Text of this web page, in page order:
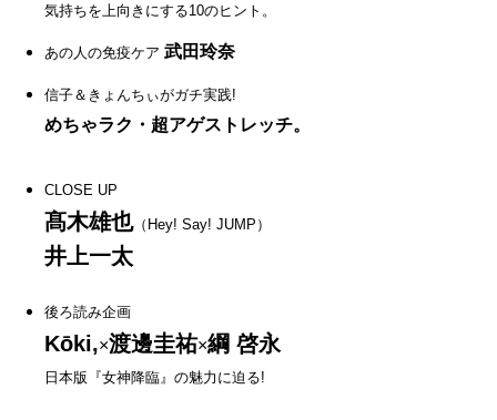
気持ちを上向きにする10のヒント。
あの人の免疫ケア 武田玲奈
信子＆きょんちぃがガチ実践!
めちゃラク・超アゲストレッチ。
CLOSE UP
髙木雄也（Hey! Say! JUMP）
井上一太
後ろ読み企画
Kōki,×渡邊圭祐×綱 啓永
日本版『女神降臨』の魅力に迫る!